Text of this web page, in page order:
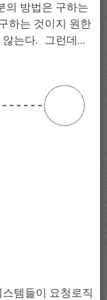
의 방법은 구하는
하는 것이지 원한
않는다. 그런데…
템들이 요청로직